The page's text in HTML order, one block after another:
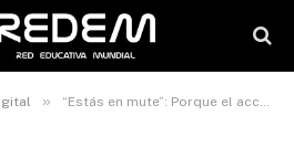
» “Estás en mute”: Porque el acceso a internet no es suficiente para la digitalización inclusiva de América Latina y el Caribe